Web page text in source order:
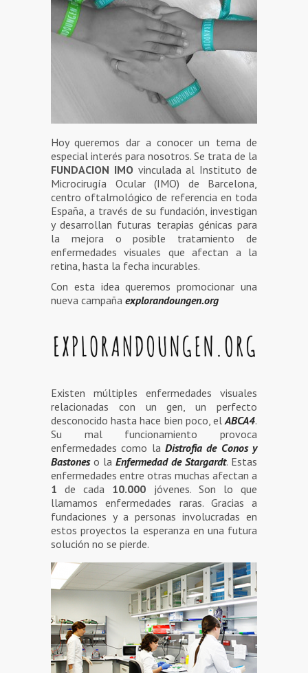
Hoy queremos dar a conocer un tema de
especial interés para nosotros. Se trata de la
FUNDACION IMO vinculada al Instituto de
Microcirugía Ocular (IMO) de Barcelona,
centro oftalmológico de referencia en toda
España, a través de su fundación, investigan
y desarrollan futuras terapias génicas para
la mejora o posible tratamiento de
enfermedades visuales que afectan a la
retina, hasta la fecha incurables.
Con esta idea queremos promocionar una
nueva campaña explorandoungen.org
Existen múltiples enfermedades visuales
relacionadas con un gen, un perfecto
desconocido hasta hace bien poco, el ABCA4.
Su mal funcionamiento provoca
enfermedades como la Distrofia de Conos y
Bastoneso la Enfermedad de Stargardt. Estas
enfermedades entre otras muchas afectan a
1 de cada 10.000 jóvenes. Son lo que
llamamos enfermedades raras. Gracias a
fundaciones y a personas involucradas en
estos proyectos la esperanza en una futura
solución no se pierde.